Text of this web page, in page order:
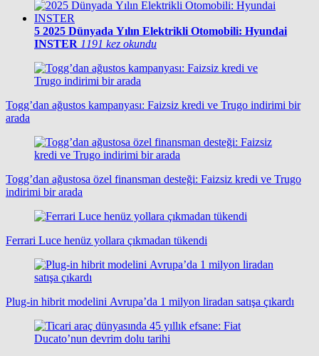
5 2025 Dünyada Yılın Elektrikli Otomobili: Hyundai
INSTER 1191 kez okundu
Togg’dan ağustos kampanyası: Faizsiz kredi ve Trugo indirimi bir
arada
Togg’dan ağustosa özel finansman desteği: Faizsiz kredi ve Trugo
indirimi bir arada
Ferrari Luce henüz yollara çıkmadan tükendi
Plug-in hibrit modelini Avrupa’da 1 milyon liradan satışa çıkardı